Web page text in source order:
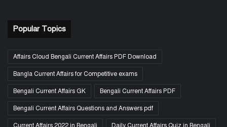
Popular Topics
Affairs Cloud Bengali Current Affairs PDF Download
Bangla Current Affairs for Competitive exams
Bengali Current Affairs GK Bengali Current Affairs PDF
Bengali Current Affairs Questions and Answers pdf
Current Affairs 2022 in Bengali Daily Current Affairs Quiz in Bengali